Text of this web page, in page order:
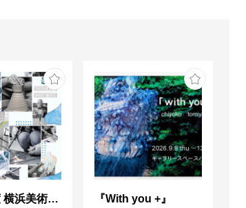
2026年度 横浜美術大学 助手・副手展 『With you +』